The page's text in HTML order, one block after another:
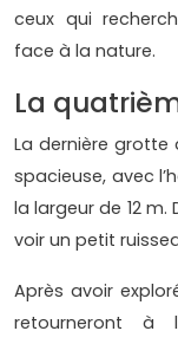
ceux qui
face à la nature.
La
La dernière grotte
spacieuse, avec
la largeur de 12
voir un petit
Après avoir
retourneront à